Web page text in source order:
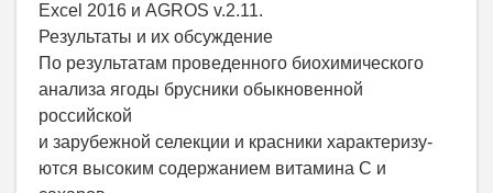
Excel 2016 и AGROS v.2.11.
Результаты и их обсуждение
По результатам проведенного биохимического
анализа ягоды брусники обыкновенной
российской
и зарубежной селекции и красники характеризу-
ются высоким содержанием витамина C и